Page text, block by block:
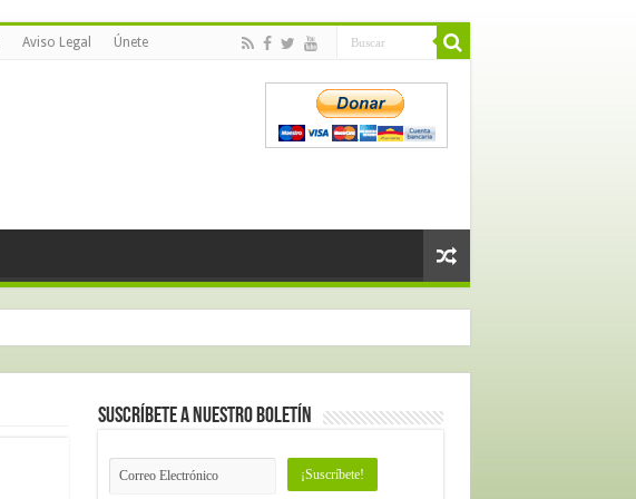
Aviso Legal Únete
Suscríbete a nuestro Boletín